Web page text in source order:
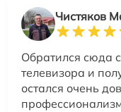
Чистяков
Обратился сюда
телевизора и
остался очень